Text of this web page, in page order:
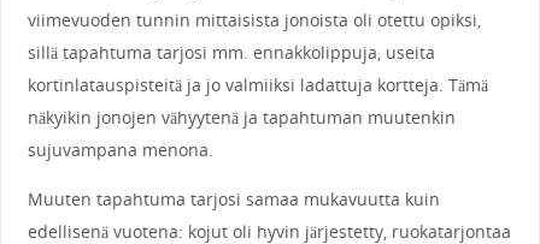
viimevuoden tunnin mittaisista jonoista oli otettu opiksi,
sillä tapahtuma tarjosi mm. ennakkolippuja, useita
kortinlatauspisteitä ja jo valmiiksi ladattuja kortteja. Tämä
näkyikin jonojen vähyytenä ja tapahtuman muutenkin
sujuvampana menona.
Muuten tapahtuma tarjosi samaa mukavuutta kuin
edellisenä vuotena: kojut oli hyvin järjestetty, ruokatarjontaa